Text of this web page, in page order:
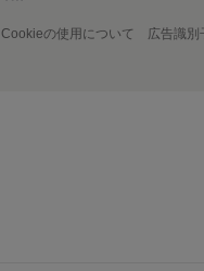
Cookieの使用について 広告識別